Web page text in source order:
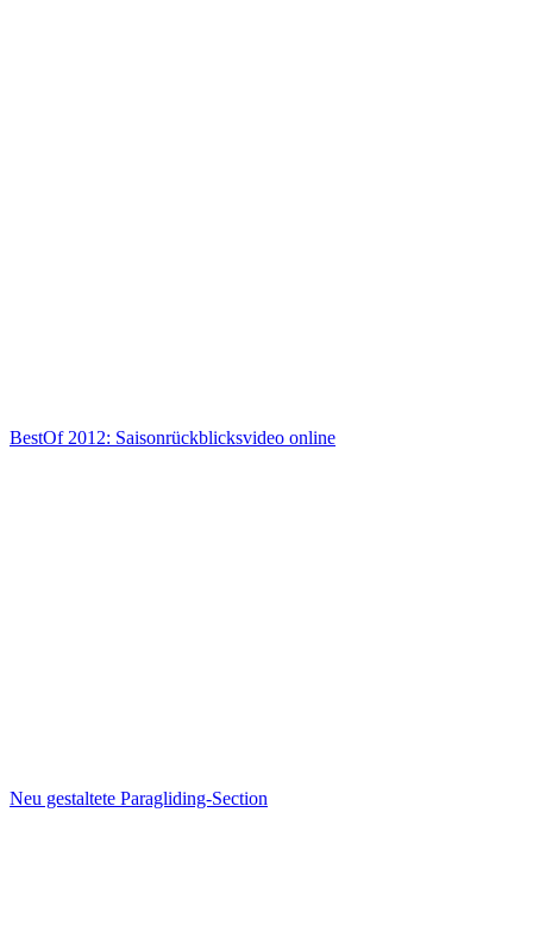
BestOf 2012: Saisonrückblicksvideo online
Neu gestaltete Paragliding-Section